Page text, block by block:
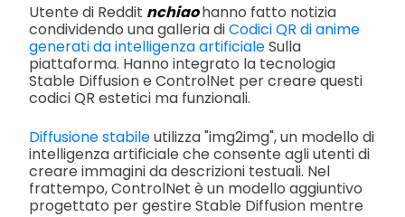
Utente di Reddit nchiaohanno fatto notizia
condividendo una galleria diCodici QR di anime
generati da intelligenza artificialeSulla
piattaforma. Hanno integrato la tecnologia
Stable Diffusion e ControlNet per creare questi
codici QR estetici ma funzionali.
Diffusione stabileutilizza "img2img", un modello di
intelligenza artificiale che consente agli utenti di
creare immagini da descrizioni testuali. Nel
frattempo, ControlNet è un modello aggiuntivo
progettato per gestire Stable Diffusion mentre